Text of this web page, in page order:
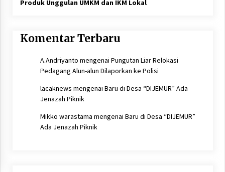
Produk Unggulan UMKM dan IKM Lokal
Komentar Terbaru
A.Andriyanto mengenai Pungutan Liar Relokasi
Pedagang Alun-alun Dilaporkan ke Polisi
lacaknews mengenai Baru di Desa “DIJEMUR” Ada
Jenazah Piknik
Mikko warastama mengenai Baru di Desa “DIJEMUR”
Ada Jenazah Piknik